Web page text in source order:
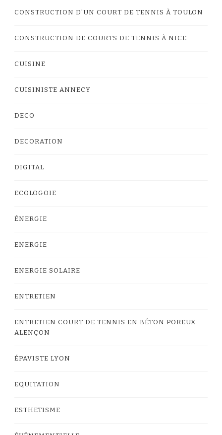
CONSTRUCTION D'UN COURT DE TENNIS À TOULON
CONSTRUCTION DE COURTS DE TENNIS À NICE
CUISINE
CUISINISTE ANNECY
DECO
DECORATION
DIGITAL
ECOLOGOIE
ÉNERGIE
ENERGIE
ENERGIE SOLAIRE
ENTRETIEN
ENTRETIEN COURT DE TENNIS EN BÉTON POREUX
ALENÇON
ÉPAVISTE LYON
EQUITATION
ESTHETISME